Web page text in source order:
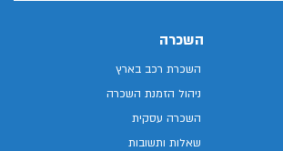
השכרה
השכרת רכב בארץ
ניהול הזמנת השכרה
השכרה עסקית
שאלות ותשובות